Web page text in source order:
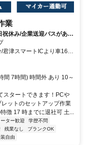
業
休み/企業送迎バスがある
君津スマートICより車16
津駅より企業バスあり
間 7時間) 時間外 あり 10～
スタートできます！PCや
ットのセットアップ作業
徴 17 時までに退社可 土...
ター歓迎
学歴不問
残業なし
ブランクOK
装自由